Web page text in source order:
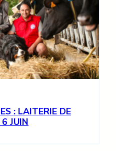
: LAITERIE DE
JUIN